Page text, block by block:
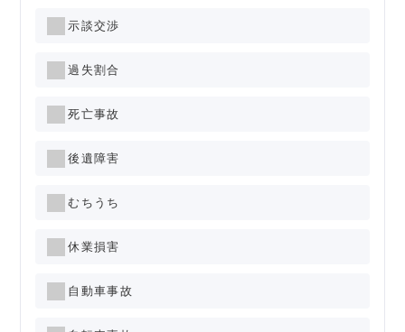
示談交渉
過失割合
死亡事故
後遺障害
むちうち
休業損害
自動車事故